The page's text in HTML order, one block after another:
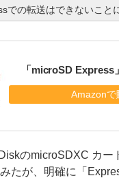
での転送はできないこと
「microSD Express
Amazonで
のmicroSDXC カー
たが、明確に「